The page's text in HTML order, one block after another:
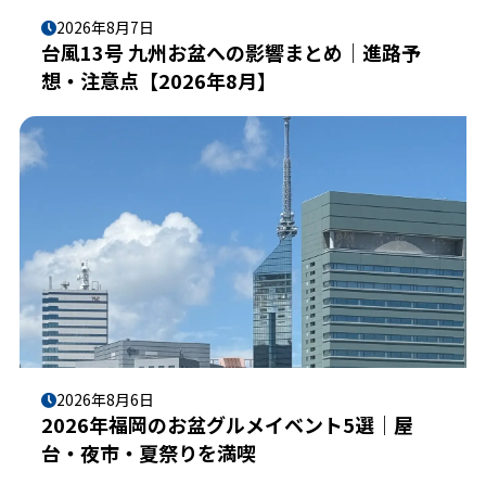
2026年8月7日
台風13号 九州お盆への影響まとめ｜進路予
想・注意点【2026年8月】
2026年8月6日
2026年福岡のお盆グルメイベント5選｜屋
台・夜市・夏祭りを満喫